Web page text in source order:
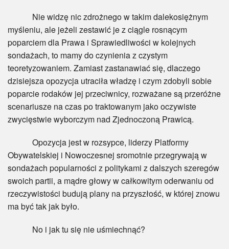
Nie widzę nic zdrożnego w takim dalekosiężnym
myśleniu, ale jeżeli zestawić je z ciągle rosnącym
poparciem dla Prawa i Sprawiedliwości w kolejnych
sondażach, to mamy do czynienia z czystym
teoretyzowaniem. Zamiast zastanawiać się, dlaczego
dzisiejsza opozycja utraciła władzę i czym zdobyli sobie
poparcie rodaków jej przeciwnicy, rozważane są przeróżne
scenariusze na czas po traktowanym jako oczywiste
zwycięstwie wyborczym nad Zjednoczoną Prawicą.
Opozycja jest w rozsypce, liderzy Platformy
Obywatelskiej i Nowoczesnej sromotnie przegrywają w
sondażach popularności z politykami z dalszych szeregów
swoich partii, a mądre głowy w całkowitym oderwaniu od
rzeczywistości budują plany na przyszłość, w której znowu
ma być tak jak było.
No i jak tu się nie uśmiechnąć?